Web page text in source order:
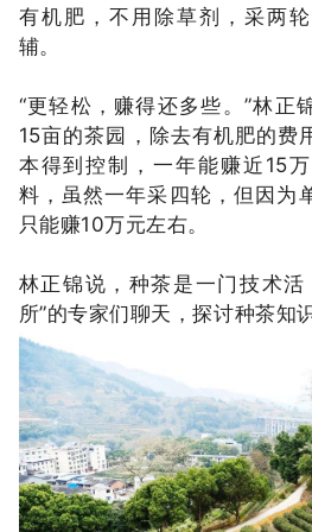
有机肥，不用除草剂，采两
辅。
“更轻松，赚得还多些。”林正
15亩的茶园，除去有机肥的费
本得到控制，一年能赚近15
料，虽然一年采四轮，但因为
只能赚10万元左右。
林正锦说，种茶是一门技术
所”的专家们聊天，探讨种茶知